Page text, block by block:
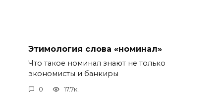
Этимология слова «номинал»
Что такое номинал знают не только
экономисты и банкиры
0 17.7к.